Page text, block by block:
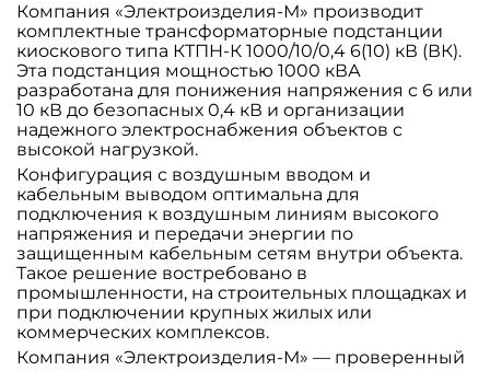
Компания «Электроизделия-М» производит
комплектные трансформаторные подстанции
киоскового типа КТПН-К 1000/10/0,4 6(10) кВ (ВК).
Эта подстанция мощностью 1000 кВА
разработана для понижения напряжения с 6 или
10 кВ до безопасных 0,4 кВ и организации
надежного электроснабжения объектов с
высокой нагрузкой.
Конфигурация с воздушным вводом и
кабельным выводом оптимальна для
подключения к воздушным линиям высокого
напряжения и передачи энергии по
защищенным кабельным сетям внутри объекта.
Такое решение востребовано в
промышленности, на строительных площадках и
при подключении крупных жилых или
коммерческих комплексов.
Компания «Электроизделия-М» — проверенный